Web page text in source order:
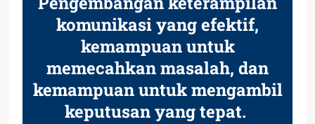
komunikasi yang efektif,
kemampuan untuk
memecahkan masalah, dan
kemampuan untuk mengambil
keputusan yang tepat.